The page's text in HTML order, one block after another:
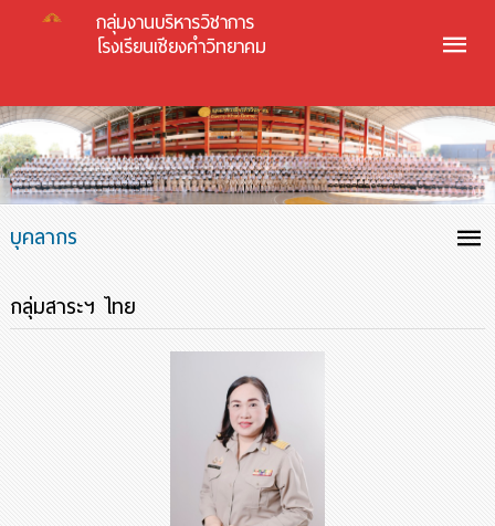
กลุ่มงานบริหารวิชาการ
โรงเรียนเชียงคำวิทยาคม
บุคลากร
กลุ่มสาระฯ ไทย